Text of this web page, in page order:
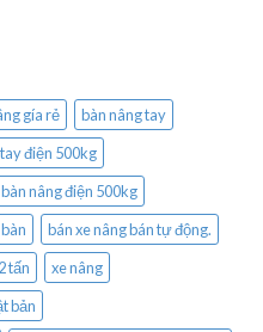
gía rẻ
bàn nâng tay
điện 500kg
bàn nâng điện 500kg
bán xe nâng bán tự động.
tấn
xe nâng
bản